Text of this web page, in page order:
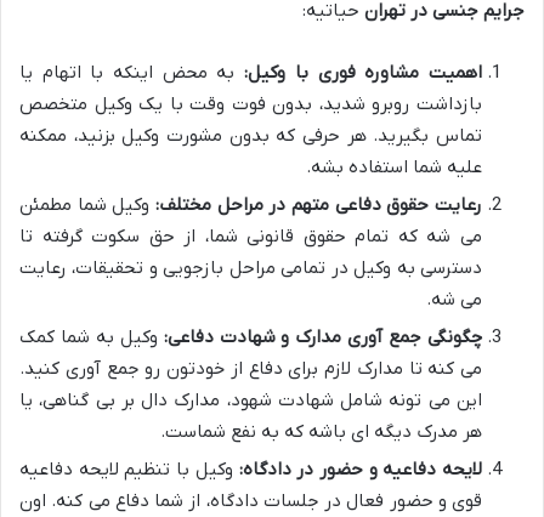
جرایم جنسی در تهران حیاتیه:
اهمیت مشاوره فوری با وکیل:به محض اینکه با اتهام یا
بازداشت روبرو شدید، بدون فوت وقت با یک وکیل متخصص
تماس بگیرید. هر حرفی که بدون مشورت وکیل بزنید، ممکنه
علیه شما استفاده بشه.
رعایت حقوق دفاعی متهم در مراحل مختلف: وکیل شما مطمئن
می شه که تمام حقوق قانونی شما، از حق سکوت گرفته تا
دسترسی به وکیل در تمامی مراحل بازجویی و تحقیقات، رعایت
می شه.
چگونگی جمع آوری مدارک و شهادت دفاعی: وکیل به شما کمک
می کنه تا مدارک لازم برای دفاع از خودتون رو جمع آوری کنید.
این می تونه شامل شهادت شهود، مدارک دال بر بی گناهی، یا
هر مدرک دیگه ای باشه که به نفع شماست.
لایحه دفاعیه و حضور در دادگاه: وکیل با تنظیم لایحه دفاعیه
قوی و حضور فعال در جلسات دادگاه، از شما دفاع می کنه. اون